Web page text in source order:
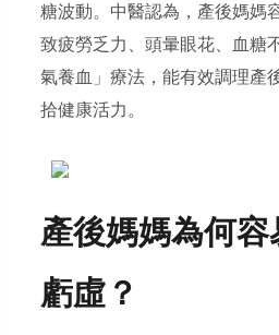
糖波動。中醫認為，產後媽媽
致疲勞乏力、頭暈眼花、血糖
氣養血」療法，能有效調理產
拾健康活力。
產後媽媽為何
虧虛？